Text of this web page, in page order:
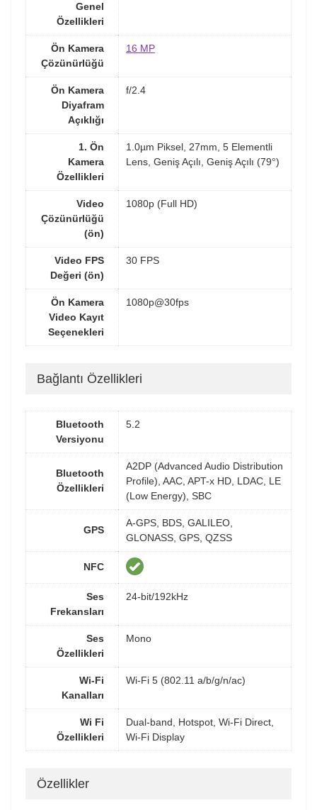
Genel
Özellikleri
Ön Kamera
Çözünürlüğü
16 MP
Ön Kamera
Diyafram
Açıklığı
f/2.4
1. Ön
Kamera
Özellikleri
1.0µm Piksel, 27mm, 5 Elementli
Lens, Geniş Açılı, Geniş Açılı (79°)
Video
Çözünürlüğü
(ön)
1080p (Full HD)
Video FPS
Değeri (ön)
30 FPS
Ön Kamera
Video Kayıt
Seçenekleri
1080p@30fps
Bağlantı Özellikleri
Bluetooth
Versiyonu
5.2
Bluetooth
Özellikleri
A2DP (Advanced Audio Distribution
Profile), AAC, APT-x HD, LDAC, LE
(Low Energy), SBC
GPS
A-GPS, BDS, GALILEO,
GLONASS, GPS, QZSS
NFC
Ses
Frekansları
24-bit/192kHz
Ses
Özellikleri
Mono
Wi-Fi
Kanalları
Wi-Fi 5 (802.11 a/b/g/n/ac)
Wi Fi
Özellikleri
Dual-band, Hotspot, Wi-Fi Direct,
Wi-Fi Display
Özellikler